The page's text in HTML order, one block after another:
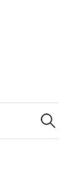
検
索: